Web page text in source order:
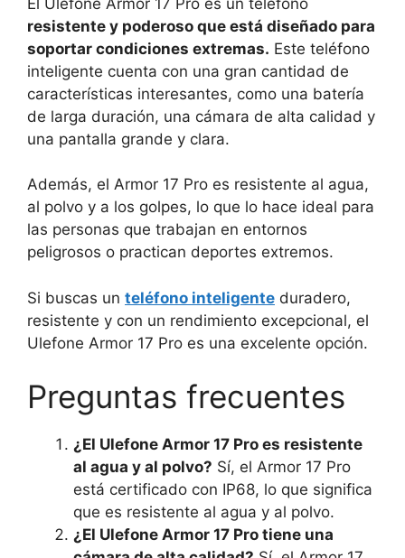
resistente y poderoso que está diseñado para
soportar condiciones extremas. Este teléfono
inteligente cuenta con una gran cantidad de
características interesantes, como una batería
de larga duración, una cámara de alta calidad y
una pantalla grande y clara.
Además, el Armor 17 Pro es resistente al agua,
al polvo y a los golpes, lo que lo hace ideal para
las personas que trabajan en entornos
peligrosos o practican deportes extremos.
Si buscas un teléfono inteligente duradero,
resistente y con un rendimiento excepcional, el
Ulefone Armor 17 Pro es una excelente opción.
Preguntas frecuentes
¿El Ulefone Armor 17 Pro es resistente
al agua y al polvo? Sí, el Armor 17 Pro
está certificado con IP68, lo que significa
que es resistente al agua y al polvo.
¿El Ulefone Armor 17 Pro tiene una